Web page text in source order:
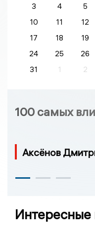
3
4 5
10
11 12
17
18 19
24
25 26
31
1 2
100 самых
Аксёнов
Интересные